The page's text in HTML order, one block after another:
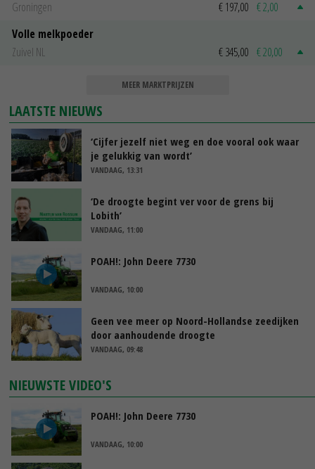
Groningen
€ 197,00 € 2,00
Volle melkpoeder
Zuivel NL
€ 345,00 € 20,00
MEER MARKTPRIJZEN
LAATSTE NIEUWS
‘Cijfer jezelf niet weg en doe vooral ook waar
je gelukkig van wordt’
VANDAAG, 13:31
‘De droogte begint ver voor de grens bij
Lobith’
VANDAAG, 11:00
POAH!: John Deere 7730
VANDAAG, 10:00
Geen vee meer op Noord-Hollandse zeedijken
door aanhoudende droogte
VANDAAG, 09:48
NIEUWSTE VIDEO'S
POAH!: John Deere 7730
VANDAAG, 10:00